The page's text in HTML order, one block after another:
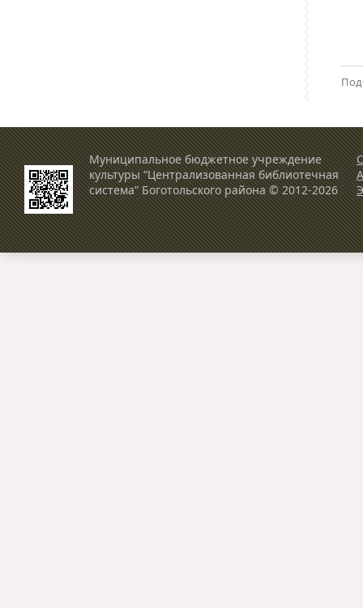
Муниципальное бюджетное учреждение
культуры “Централизованная библиотечная
система” Боготольского района © 2012-2026